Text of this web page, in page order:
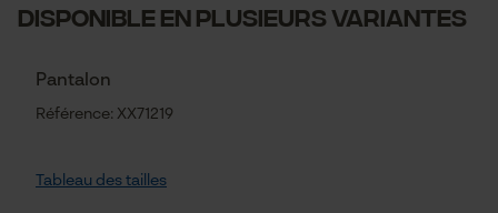
DISPONIBLE EN PLUSIEURS VARIANTES
Pantalon
Référence: XX71219
Tableau des tailles